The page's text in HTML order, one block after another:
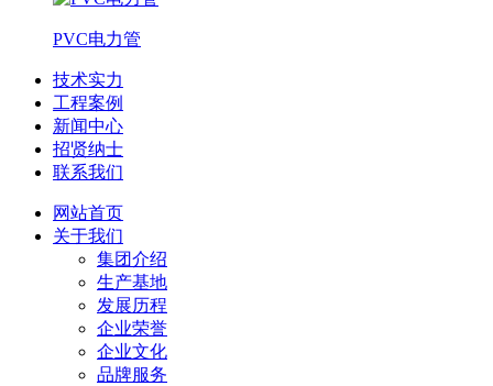
PVC电力管
技术实力
工程案例
新闻中心
招贤纳士
联系我们
网站首页
关于我们
集团介绍
生产基地
发展历程
企业荣誉
企业文化
品牌服务